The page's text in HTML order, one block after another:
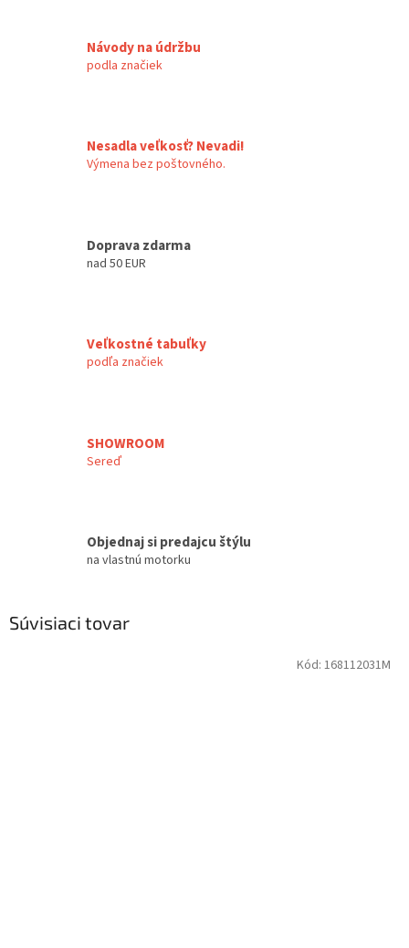
Návody na údržbu
podla značiek
Nesadla veľkosť? Nevadi!
Výmena bez poštovného.
Doprava zdarma
nad 50 EUR
Veľkostné tabuľky
podľa značiek
SHOWROOM
Sereď
Objednaj si predajcu štýlu
na vlastnú motorku
Súvisiaci tovar
Kód: 168112031M